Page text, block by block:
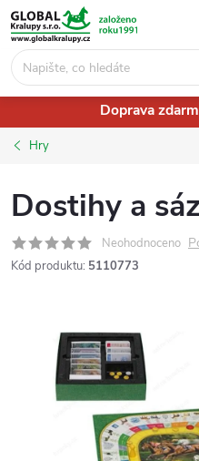
Přejít
na
obsah
Doprava
Hry
Dostihy a
Neohodnoceno
Kód produktu: 5110773